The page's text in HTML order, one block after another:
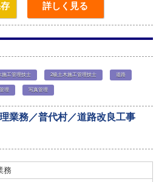
詳しく見る
施工管理技士 2級土木施工管理技士 道路
理 写真管理
業務／普代村／道路改良工事
務